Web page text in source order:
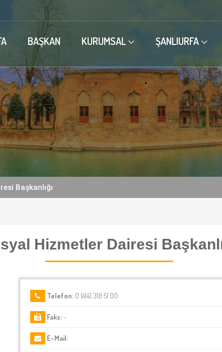
BAŞKAN KURUMSAL ŞANLIURFA
Başkanlığı
Hizmetler Dairesi
Telefon:0 (414) 318 51 00
Faks:-
E-Mail: